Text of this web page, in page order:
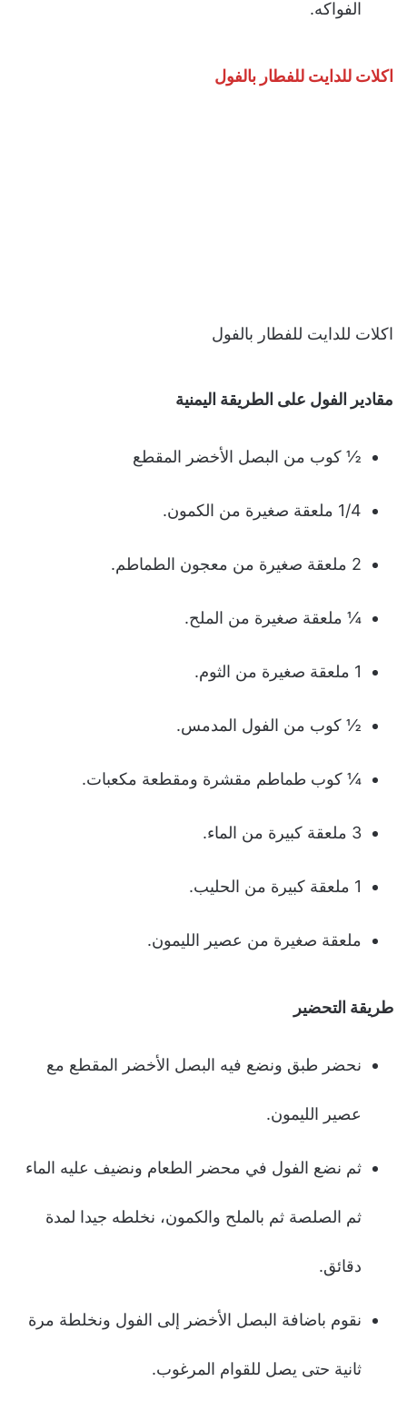
الفواكه.
اكلات للدايت للفطار بالفول
اكلات للدايت للفطار بالفول
مقادير الفول على الطريقة اليمنية
½ كوب من البصل الأخضر المقطع
1/4 ملعقة صغيرة من الكمون.
2 ملعقة صغيرة من معجون الطماطم.
¼ ملعقة صغيرة من الملح.
1 ملعقة صغيرة من الثوم.
½ كوب من الفول المدمس.
¼ كوب طماطم مقشرة ومقطعة مكعبات.
3 ملعقة كبيرة من الماء.
1 ملعقة كبيرة من الحليب.
ملعقة صغيرة من عصير الليمون.
طريقة التحضير
نحضر طبق ونضع فيه البصل الأخضر المقطع مع
عصير الليمون.
ثم نضع الفول في محضر الطعام ونضيف عليه الماء
ثم الصلصة ثم بالملح والكمون، نخلطه جيدا لمدة
دقائق.
نقوم باضافة البصل الأخضر إلى الفول ونخلطة مرة
ثانية حتى يصل للقوام المرغوب.